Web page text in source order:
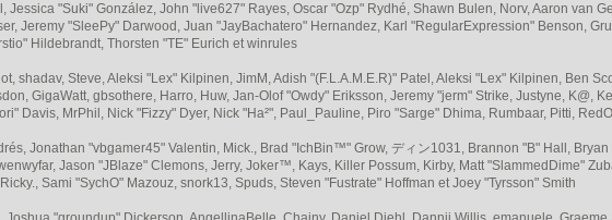
Jessica "Suki" González, John "live627" Rayes, Oscar "Ozp" Rydhé, Shawn Bulen, Norv, Aaron van
Jeremy "SleePy" Darwood, Juan "JayBachatero" Hernandez, Karl "RegularExpression" Benson,
Hildebrandt, Thorsten "TE" Eurich et winrules
shadav, Steve, Aleksi "Lex" Kilpinen, JimM, Adish "(F.L.A.M.E.R)" Patel, Aleksi "Lex" Kilpinen, Ben
GigaWatt, gbsothere, Harro, Huw, Jan-Olof "Owdy" Eriksson, Jeremy "jerm" Strike, Justyne, K@,
Davis, MrPhil, Nick "Fizzy" Dyer, Nick "Ha²", Paul_Pauline, Piro "Sarge" Dhima, Rumbaar, Pitti,
Jonathan "vbgamer45" Valentin, Mick., Brad "IchBin™" Grow, ディン1031, Brannon "B" Hall,
Jason "JBlaze" Clemons, Jerry, Joker™, Kays, Killer Possum, Kirby, Matt "SlammedDime"
Sami "SychO" Mazouz, snork13, Spuds, Steven "Fustrate" Hoffman et Joey "Tyrsson" Smith